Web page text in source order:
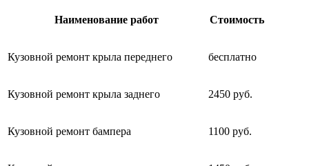
Наименование работ Стоимость
Кузовной ремонт крыла переднего бесплатно
Кузовной ремонт крыла заднего 2450 руб.
Кузовной ремонт бампера 1100 руб.